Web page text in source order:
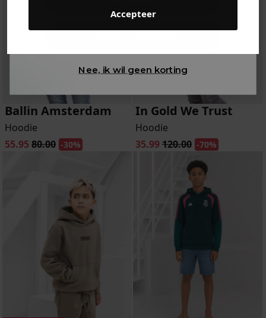
Accepteer
Ballin Amsterdam
Hoodie
55.95 80.00 -30%
In Gold We Trust
Hoodie
35.99120.00 -70%
Nee, ik wil geen korting